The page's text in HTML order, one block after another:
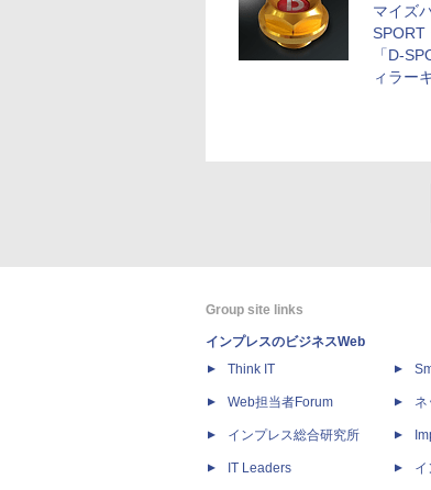
マイズ
SPORT
「D-
ィラー
Group site links
インプレスのビジネスWeb
Think IT
Web担当者Forum
インプレス総合研究所
IT Leaders
ネ
イ